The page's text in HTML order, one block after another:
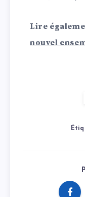
tous les temps
elle bat tous les
records –
Lire
nouvel